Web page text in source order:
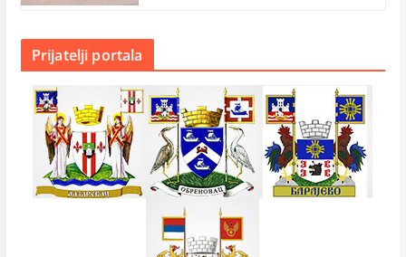
Prijatelji portala